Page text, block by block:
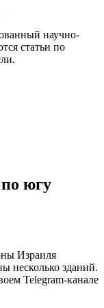
научно-
статьи по
югу
Израиля
несколько зданий.
Telegram-канале